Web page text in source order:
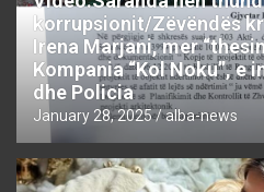
korrupsionit/Zëvëndës
Irena Marjani, mer
Kompania “Kol Noku”, e
dhe Policia
January 28, 2025 alba-news